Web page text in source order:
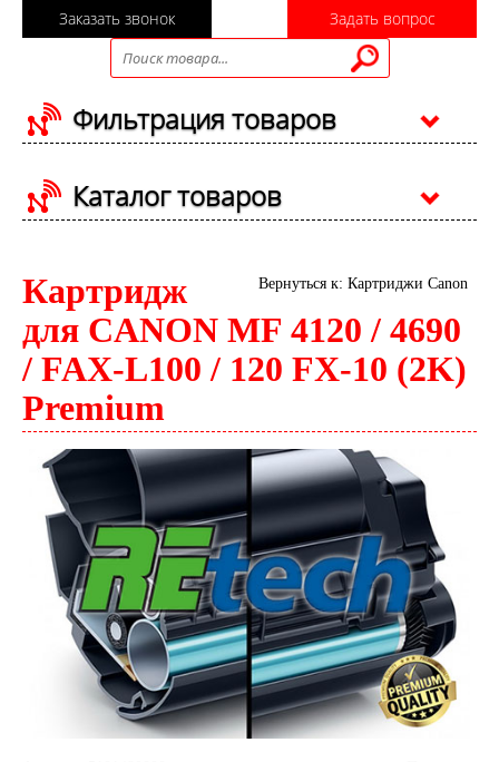
Заказать звонок Задать вопрос
Фильтрация товаров
Каталог товаров
Вернуться к: Картриджи Canon
Картридж
для CANON MF 4120 / 4690
/ FAX-L100 / 120 FX-10 (2K)
Premium